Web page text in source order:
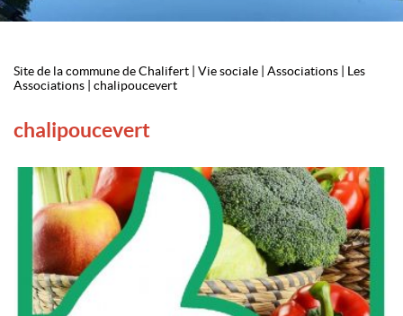
Site de la commune de Chalifert Vie sociale Associations
Les
Associations
chalipoucevert
chalipoucevert